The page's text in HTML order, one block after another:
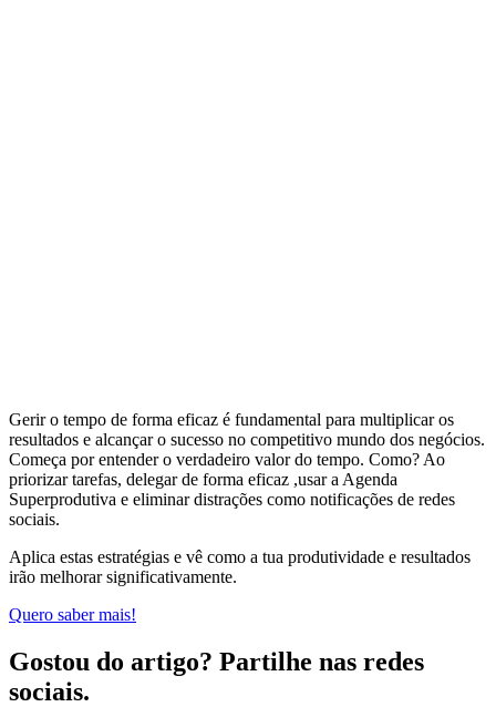
Gerir o tempo de forma eficaz é fundamental para multiplicar os
resultados e alcançar o sucesso no competitivo mundo dos negócios.
Começa por entender o verdadeiro valor do tempo. Como? Ao
priorizar tarefas, delegar de forma eficaz ,usar a Agenda
Superprodutiva e eliminar distrações como notificações de redes
sociais.
Aplica estas estratégias e vê como a tua produtividade e resultados
irão melhorar significativamente.
Quero saber mais!
Gostou do artigo? Partilhe nas redes
sociais.